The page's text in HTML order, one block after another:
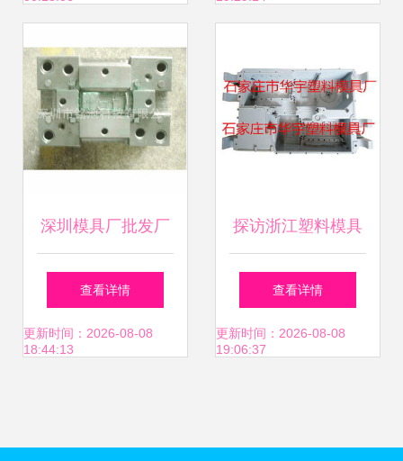
深圳模具厂批发厂
家价格与生产厂家
详解 塑料模具的成
查看详情
更新时间：2026-08-08
18:44:13
探访浙江塑料模具
产业高地 哪些地区
的厂家品质最可信
查看详情
更新时间：2026-08-08
19:06:37